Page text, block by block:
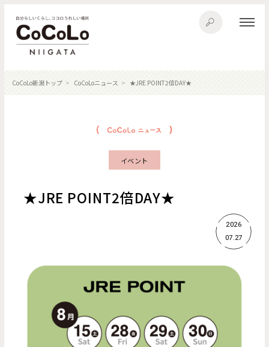
CoCoLo新潟トップ CoCoLoニュース ★JRE POINT2倍DAY★
イベント
★JRE POINT2倍DAY★
2026
07.27